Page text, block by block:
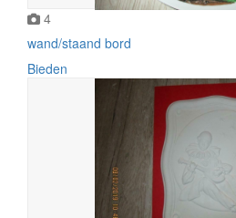
4
wand/staand bord
Bieden